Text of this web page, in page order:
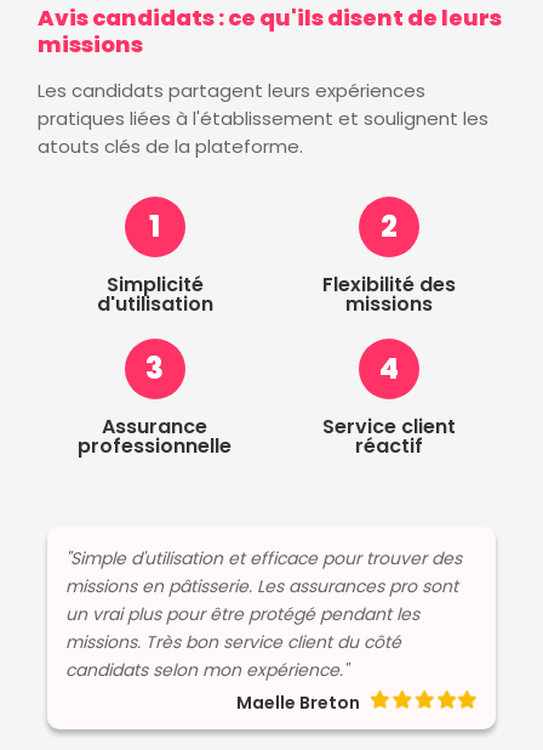
Avis candidats : ce qu'ils disent de leurs
missions
Les candidats partagent leurs expériences
pratiques liées à l'établissement et soulignent les
atouts clés de la plateforme.
1
Simplicité
d'utilisation
2
Flexibilité des
missions
3
Assurance
professionnelle
4
Service client
réactif
"Simple d'utilisation et efficace pour trouver des
missions en pâtisserie. Les assurances pro sont
un vrai plus pour être protégé pendant les
missions. Très bon service client du côté
candidats selon mon expérience."
Maelle Breton